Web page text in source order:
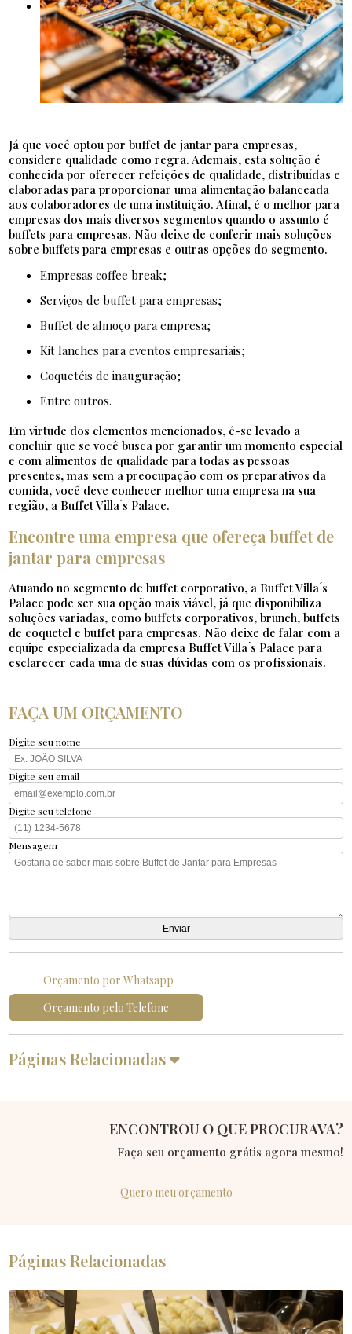
Já que você optou por buffet de jantar para empresas,
considere qualidade como regra. Ademais, esta solução é
conhecida por oferecer refeições de qualidade, distribuídas e
elaboradas para proporcionar uma alimentação balanceada
aos colaboradores de uma instituição. Afinal, é o melhor para
empresas dos mais diversos segmentos quando o assunto é
buffets para empresas. Não deixe de conferir mais soluções
sobre buffets para empresas e outras opções do segmento.
empresas coffee break;
serviços de buffet para empresas;
buffet de almoço para empresa;
kit lanches para eventos empresariais;
coquetéis de inauguração;
entre outros.
Em virtude dos elementos mencionados, é-se levado a
concluir que se você busca por garantir um momento especial
e com alimentos de qualidade para todas as pessoas
presentes, mas sem a preocupação com os preparativos da
comida, você deve conhecer melhor uma empresa na sua
região, a Buffet Villa ́s Palace.
Encontre uma empresa que ofereça buffet de
jantar para empresas
Atuando no segmento de buffet corporativo, a Buffet Villa ́s
Palace pode ser sua opção mais viável, já que disponibiliza
soluções variadas, como buffets corporativos, brunch, buffets
de coquetel e buffet para empresas. Não deixe de falar com a
equipe especializada da empresa Buffet Villa ́s Palace para
esclarecer cada uma de suas dúvidas com os profissionais.
FAÇA UM ORÇAMENTO
Digite seu nome
Digite seu email
Digite seu telefone
Mensagem
Orçamento por Whatsapp
Orçamento pelo Telefone
Páginas Relacionadas
ENCONTROU O QUE PROCURAVA?
Faça seu orçamento grátis agora mesmo!
Quero meu orçamento
Páginas Relacionadas